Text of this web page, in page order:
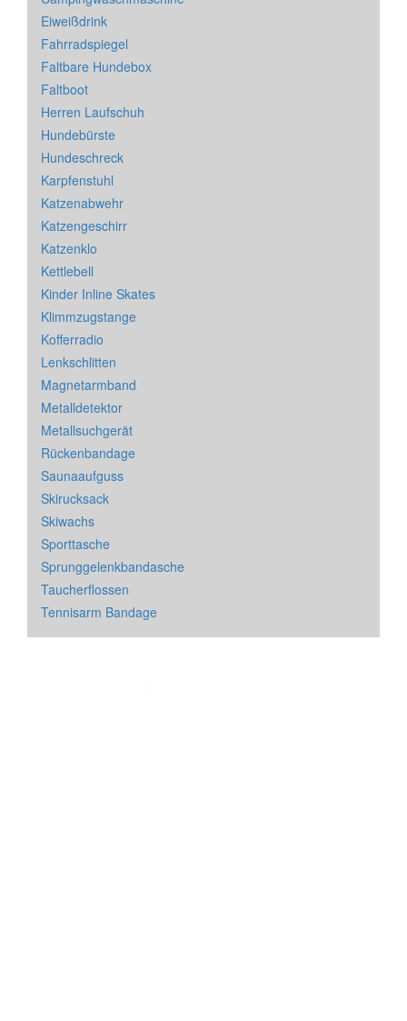
Eiweißdrink
Fahrradspiegel
Faltbare Hundebox
Faltboot
Herren Laufschuh
Hundebürste
Hundeschreck
Karpfenstuhl
Katzenabwehr
Katzengeschirr
Katzenklo
Kettlebell
Kinder Inline Skates
Klimmzugstange
Kofferradio
Lenkschlitten
Magnetarmband
Metalldetektor
Metallsuchgerät
Rückenbandage
Saunaaufguss
Skirucksack
Skiwachs
Sporttasche
Sprunggelenkbandasche
Taucherflossen
Tennisarm Bandage